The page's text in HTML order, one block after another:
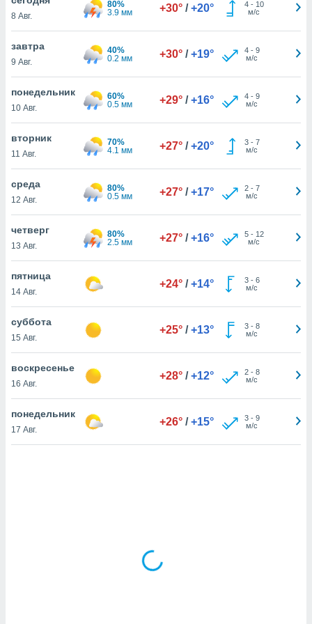
действия
на веб-
основе.
нашей
cookie
в
ВЫ
равно
нашим
8 Авг.
80%
3.9 мм
+30° / +20° 4- 10
м/с
завтра
9 Авг.
40%
0.2 мм
+30° / +19° 4- 9
м/с
понедельник
10 Авг.
60%
0.5 мм
+29° / +16° 4- 9
м/с
вторник
11 Авг.
70%
4.1 мм
+27° / +20° 3- 7
м/с
среда
12 Авг.
80%
0.5 мм
+27° / +17° 2- 7
м/с
четверг
13 Авг.
80%
2.5 мм
+27° / +16° 5- 12
м/с
пятница
14 Авг.
+24° / +14° 3- 6
м/с
суббота
15 Авг.
+25° / +13° 3- 8
м/с
воскресенье
16 Авг.
+28° / +12° 2- 8
м/с
понедельник
17 Авг.
+26° / +15° 3- 9
м/с